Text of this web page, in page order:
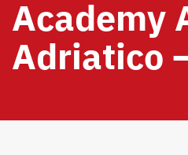
Academy
Adriatico